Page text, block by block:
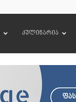
კულინარია